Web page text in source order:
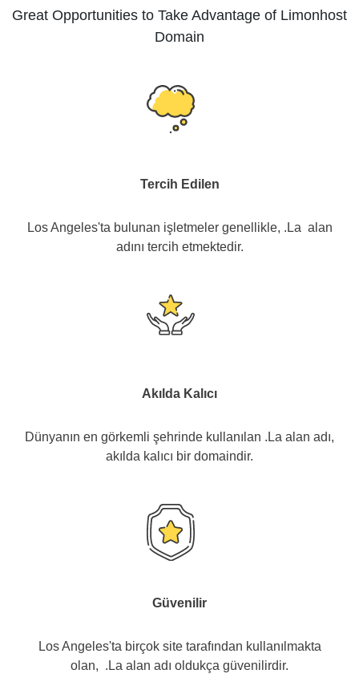
Great Opportunities to Take Advantage of Limonhost
Domain
Tercih Edilen
Los Angeles'ta bulunan işletmeler genellikle, .La alan
adını tercih etmektedir.
Akılda Kalıcı
Dünyanın en görkemli şehrinde kullanılan .La alan adı,
akılda kalıcı bir domaindir.
Güvenilir
Los Angeles'ta birçok site tarafından kullanılmakta
olan, .La alan adı oldukça güvenilirdir.